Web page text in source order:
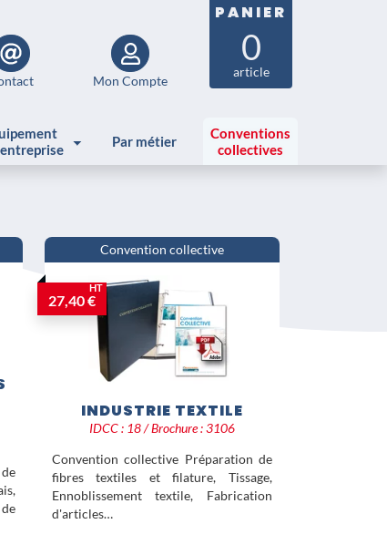
Mon Compte
PANIER
0
article
Par métier
Conventions
collectives
Convention collective
27,40 €
HT
INDUSTRIE TEXTILE
IDCC : 18 / Brochure : 3106
Convention collective Préparation de
fibres textiles et filature, Tissage,
Ennoblissement textile, Fabrication
d'articles…